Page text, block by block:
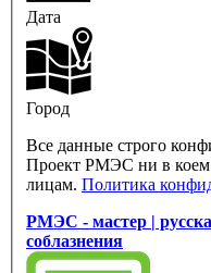
Дата
Город
Все данные строго
Проект РМЭС ни в коем
лицам. Политика
РМЭС - мастер |
соблазнения